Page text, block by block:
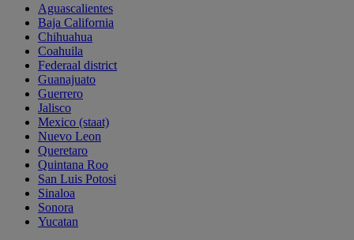
Aguascalientes
Baja California
Chihuahua
Coahuila
Federaal district
Guanajuato
Guerrero
Jalisco
Mexico (staat)
Nuevo Leon
Queretaro
Quintana Roo
San Luis Potosi
Sinaloa
Sonora
Yucatan